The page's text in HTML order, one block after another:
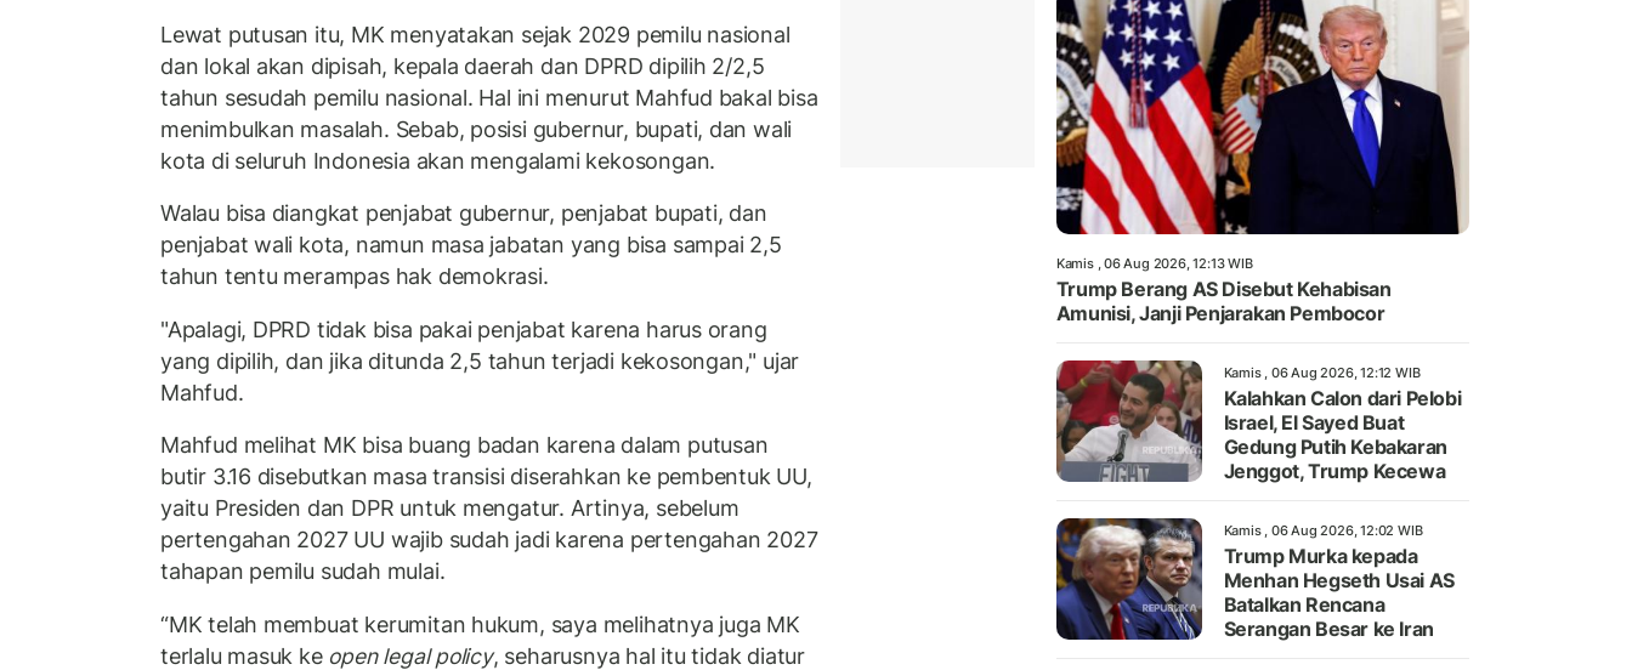
Lewat putusan itu, MK menyatakan sejak 2029 pemilu nasional
dan lokal akan dipisah, kepala daerah dan DPRD dipilih 2/2,5
tahun sesudah pemilu nasional. Hal ini menurut Mahfud bakal bisa
menimbulkan masalah. Sebab, posisi gubernur, bupati, dan wali
kota di seluruh Indonesia akan mengalami kekosongan.
Walau bisa diangkat penjabat gubernur, penjabat bupati, dan
penjabat wali kota, namun masa jabatan yang bisa sampai 2,5
tahun tentu merampas hak demokrasi.
"Apalagi, DPRD tidak bisa pakai penjabat karena harus orang
yang dipilih, dan jika ditunda 2,5 tahun terjadi kekosongan," ujar
Mahfud.
Mahfud melihat MK bisa buang badan karena dalam putusan
butir 3.16 disebutkan masa transisi diserahkan ke pembentuk UU,
yaitu Presiden dan DPR untuk mengatur. Artinya, sebelum
pertengahan 2027 UU wajib sudah jadi karena pertengahan 2027
tahapan pemilu sudah mulai.
“MK telah membuat kerumitan hukum, saya melihatnya juga MK
terlalu masuk ke open legal policy, seharusnya hal itu tidak diatur
Kamis , 06 Aug 2026, 12:13 WIB
Trump Berang AS Disebut Kehabisan
Amunisi, Janji Penjarakan Pembocor
Kamis , 06 Aug 2026, 12:12 WIB
Kalahkan Calon dari Pelobi
Israel, El Sayed Buat
Gedung Putih Kebakaran
Jenggot, Trump Kecewa
Kamis , 06 Aug 2026, 12:02 WIB
Trump Murka kepada
Menhan Hegseth Usai AS
Batalkan Rencana
Serangan Besar ke Iran